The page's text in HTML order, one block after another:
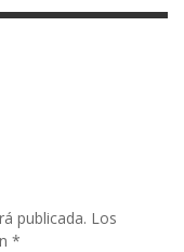
publicada. Los
*